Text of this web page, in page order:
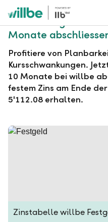
Alerts.Headline
willbe Festgeld zu
Monate
Profitiere von
Kursschwankungen.
10 Monate bei willbe
festem Zins am Ende
5'112.08 erhalten.
Zinstabelle willbe